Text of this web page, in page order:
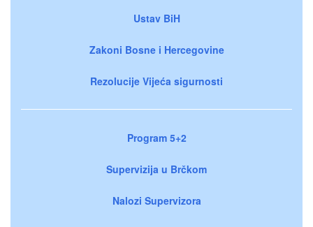
Ustav BiH
Zakoni Bosne i Hercegovine
Rezolucije Vijeća sigurnosti
Program 5+2
Supervizija u Brčkom
Nalozi Supervizora